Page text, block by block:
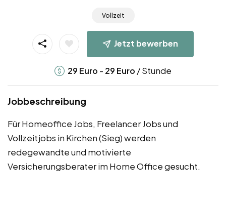
Vollzeit
Jetzt bewerben
29 Euro - 29 Euro / Stunde
Jobbeschreibung
Für Homeoffice Jobs, Freelancer Jobs und
Vollzeitjobs in Kirchen (Sieg) werden
redegewandte und motivierte
Versicherungsberater im Home Office gesucht.